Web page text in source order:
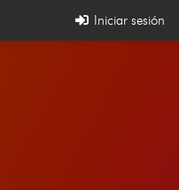
Iniciar sesión